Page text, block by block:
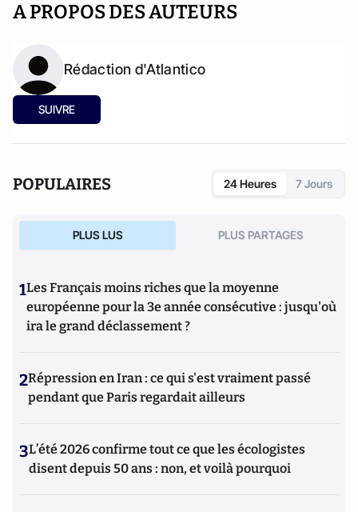
A PROPOS DES AUTEURS
Rédaction d'Atlantico
SUIVRE
POPULAIRES 24 Heures 7 Jours
PLUS LUS PLUS PARTAGES
1Les Français moins riches que la moyenne
européenne pour la 3e année consécutive : jusqu'où
ira le grand déclassement ?
2Répression en Iran : ce qui s'est vraiment passé
pendant que Paris regardait ailleurs
3L’été 2026 confirme tout ce que les écologistes
disent depuis 50 ans : non, et voilà pourquoi